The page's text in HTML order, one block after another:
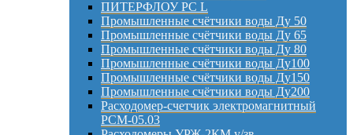
ПИТЕРФЛОУ РС L
Промышленные счётчики воды Ду 50
Промышленные счётчики воды Ду 65
Промышленные счётчики воды Ду 80
Промышленные счётчики воды Ду100
Промышленные счётчики воды Ду150
Промышленные счётчики воды Ду200
Расходомер-счетчик электромагнитный
РСМ-05.03